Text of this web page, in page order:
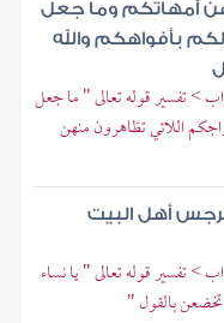
أمهاتكم وما جعل
بأفواهكم والله
> تفسير قوله تعالى " ما جعل
اللائي تظاهرون منهن
أهل البيت
> تفسير قوله تعالى " يا نساء
تخضعن بالقول "